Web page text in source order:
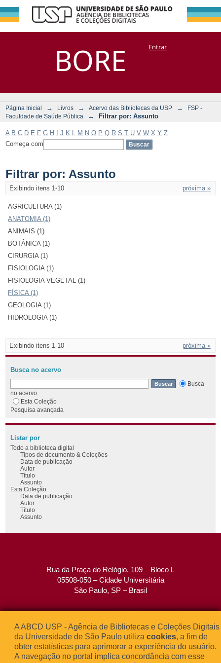
BORE
Filtrar por:
Assunto
DSpace/Manakin + CoriscoEntrar
Página Inicial → Livros → Acervo das Bibliotecas da USP →
FSP -
Faculdade de Saúde Pública
→ Filtrar por: Assunto
A B C D E F G H J K M N O P Q R S T U V W X Y Z
Começa com
Filtrar por: Assunto
Exibindo itens 1-10 próxima »
AGRICULTURA (1)
ANATOMIA (1)
ANIMAIS (1)
BOTÂNICA (1)
CIRURGIA (1)
FISIOLOGIA (1)
FISIOLOGIA VEGETAL (1)
FÍSICA (1)
GEOLOGIA (1)
HIDROLOGIA (1)
Exibindo itens 1-10 próxima »
Busca no acervo
Busca
no acervo
Esta Coleção
Pesquisa avançada
Listar por
Todo a biblioteca digital
Tipos de documento & Coleções
Data de publicação
Autor
Título
Assunto
Esta Coleção
Data de publicação
Autor
Título
Assunto
Rua da Praça do Relógio, 109 – Bloco L
05508-050 – Cidade Universitária
São Paulo, SP – Brasil
Tel: (0xx11) 3091-4195 / (0xx11) 3091-1541
Fax: (0xx11) 3091-1567
E-mail:atendimento@abcd.usp.br
A ABCD USP - Agência de Bibliotecas e Coleções Digitais
da Universidade de São Paulo utiliza cookies, a fim de
obter estatísticas para aprimorar a experiência do usuário.
A navegação no portal implica concordância com esse